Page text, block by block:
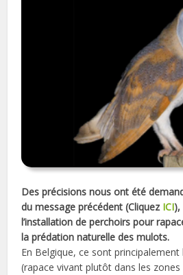
Des précisions nous ont été
du message précédent (Cliquez ICI),
l’installation de perchoirs pour
la prédation naturelle des mulots.
En Belgique, ce sont
(rapace vivant plutôt dans les